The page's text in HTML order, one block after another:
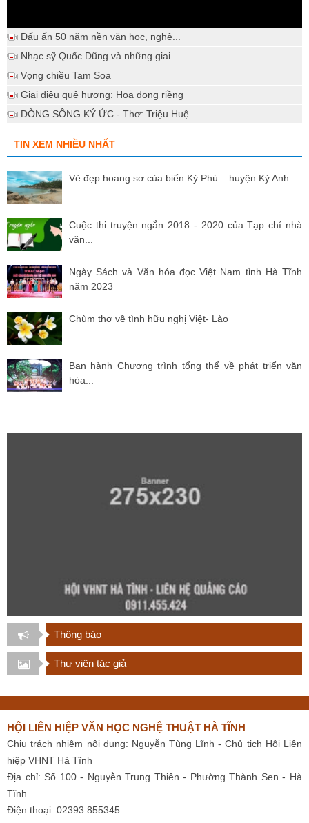
Dấu ấn 50 năm nền văn học, nghệ...
Nhạc sỹ Quốc Dũng và những giai...
Vọng chiều Tam Soa
Giai điệu quê hương: Hoa dong riềng
DÒNG SÔNG KÝ ỨC - Thơ: Triệu Huệ...
TIN XEM NHIỀU NHẤT
Vẻ đẹp hoang sơ của biển Kỳ Phú – huyện Kỳ Anh
Cuộc thi truyện ngắn 2018 - 2020 của Tạp chí nhà
văn...
Ngày Sách và Văn hóa đọc Việt Nam tỉnh Hà Tĩnh
năm 2023
Chùm thơ về tình hữu nghị Việt- Lào
Ban hành Chương trình tổng thể về phát triển văn
hóa...
Thông báo
Thư viện tác giả
HỘI LIÊN HIỆP VĂN HỌC NGHỆ THUẬT HÀ TĨNH
Chịu trách nhiệm nội dung: Nguyễn Tùng Lĩnh - Chủ tịch Hội Liên
hiệp VHNT Hà Tĩnh
Địa chỉ: Số 100 - Nguyễn Trung Thiên - Phường Thành Sen - Hà
Tĩnh
Điện thoại: 02393 855345